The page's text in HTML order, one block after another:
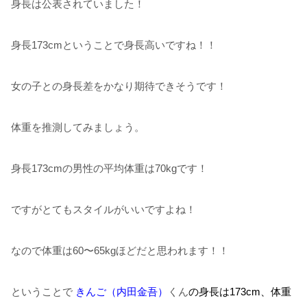
身長は公表されていました！
身長173cmということで身長高いですね！！
女の子との身長差をかなり期待できそうです！
体重を推測してみましょう。
身長173cmの男性の平均体重は70kgです！
ですがとてもスタイルがいいですよね！
なので体重は60〜65kgほどだと思われます！！
ということで きんご（内田金吾） くんの身長は173cm、 体重